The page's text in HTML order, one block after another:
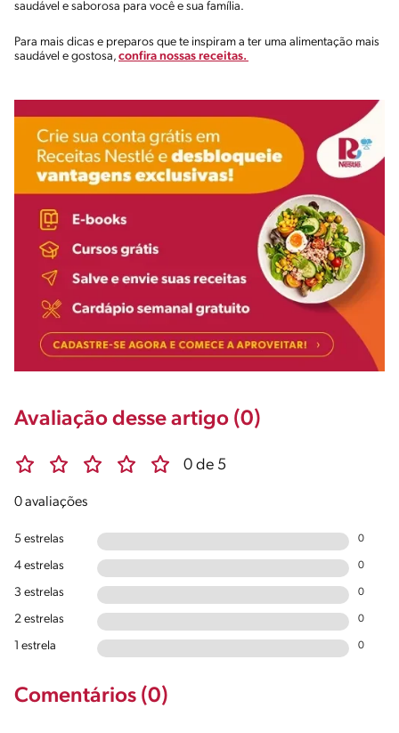
saudável e saborosa para você e sua família.
Para mais dicas e preparos que te inspiram a ter uma alimentação mais
saudável e gostosa, confira nossas receitas.
Avaliação desse artigo (0)
0 de 5
0 avaliações
5 estrelas 0
4 estrelas 0
3 estrelas 0
2 estrelas 0
1 estrela 0
Comentários (0)